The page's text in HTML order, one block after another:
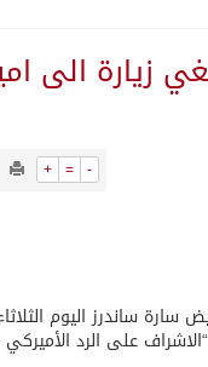
في أراضي
الآن
يعيد صياغة مفهوم
محطة مفصلية في
زيارة الى
+ = -
سارة ساندرز اليوم
“الاشراف على الرد